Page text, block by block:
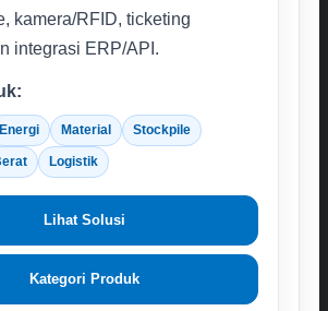
kamera/RFID, ticketing
integrasi ERP/API.
Energi Material Stockpile
Logistik
Lihat Solusi
Kategori Produk